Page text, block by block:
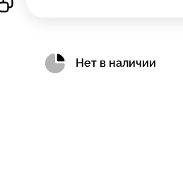
Нет в наличии